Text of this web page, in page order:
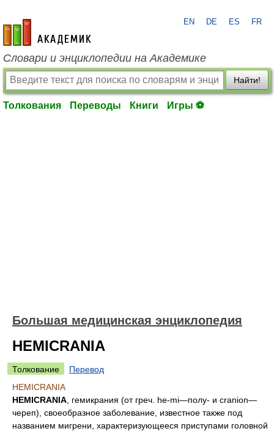
academic.ru
EN DE ES FR
Словари и энциклопедии на Академике
Найти!
Толкования Переводы Книги Игры ⚽
Большая медицинская энциклопедия
HEMICRANIA
Толкование
Перевод
HEMICRANIA
HEMICRANIA , гемикрания (от греч. he-mi—полу- и cranion—
череп), своеобразное заболевание, известное также под
названием мигрени, характеризующееся приступами головной